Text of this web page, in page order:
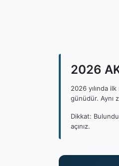
2026
2026 yılında
günüdür. Aynı
Dikkat:
açınız.